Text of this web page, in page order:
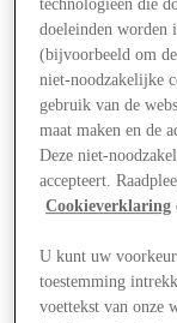
Aanbiedingen
technologieën die
doeleinden worden
(bijvoorbeeld om
niet-noodzakelijke
gebruik van de
maat maken en de
Deze niet-
accepteert.
Cookieverklaring
U kunt uw
toestemming
voettekst van onze